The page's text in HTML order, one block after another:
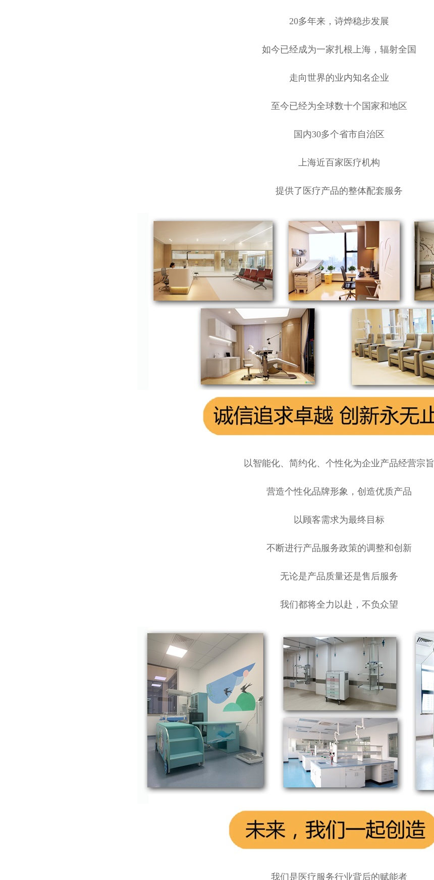
20多年来，诗烨稳步发展
如今已经成为一家扎根上海，辐射全国
走向世界的业内知名企业
至今已经为全球数十个国家和地区
国内30多个省市自治区
上海近百家医疗机构
提供了医疗产品的整体配套服务
以智能化、简约化、个性化为企业产品经营宗旨
营造个性化品牌形象，创造优质产品
以顾客需求为最终目标
不断进行产品服务政策的调整和创新
无论是产品质量还是售后服务
我们都将全力以赴，不负众望
我们是医疗服务行业背后的赋能者